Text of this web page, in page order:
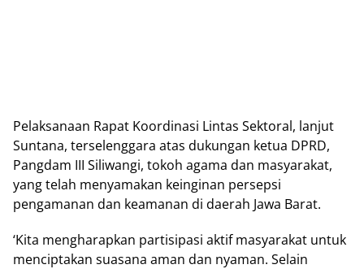
Pelaksanaan Rapat Koordinasi Lintas Sektoral, lanjut
Suntana, terselenggara atas dukungan ketua DPRD,
Pangdam III Siliwangi, tokoh agama dan masyarakat,
yang telah menyamakan keinginan persepsi
pengamanan dan keamanan di daerah Jawa Barat.
‘Kita mengharapkan partisipasi aktif masyarakat untuk
menciptakan suasana aman dan nyaman. Selain